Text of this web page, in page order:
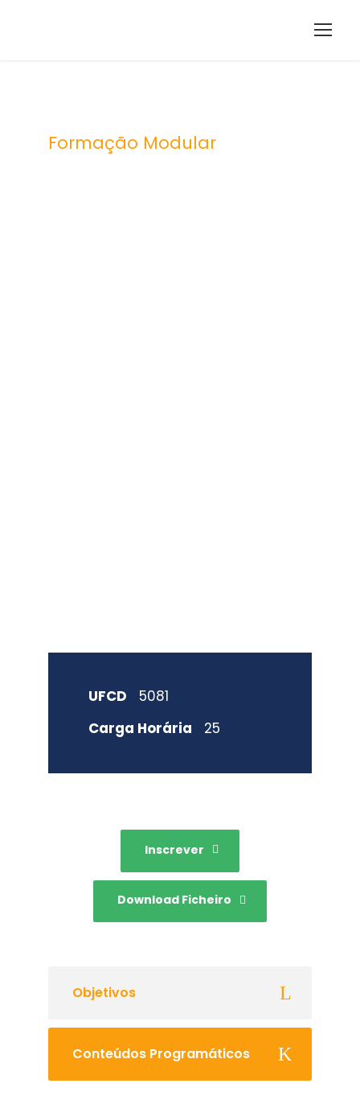
Formação Modular
UFCD
5081
Carga Horária
25
Inscrever
Download Ficheiro
Objetivos
Conteúdos Programáticos